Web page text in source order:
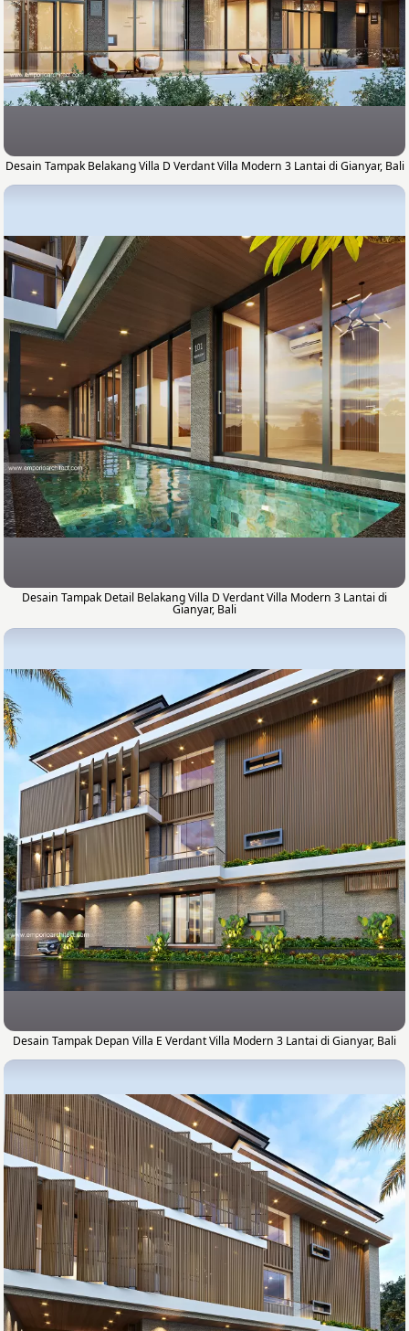
Desain Tampak Belakang Villa D Verdant Villa Modern 3 Lantai di Gianyar, Bali
Desain Tampak Detail Belakang Villa D Verdant Villa Modern 3 Lantai di
Gianyar, Bali
Desain Tampak Depan Villa E Verdant Villa Modern 3 Lantai di Gianyar, Bali